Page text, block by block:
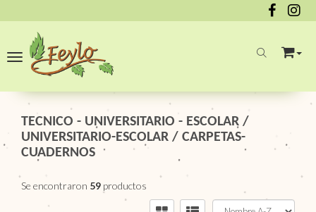
Toggle navigation
TECNICO - UNIVERSITARIO - ESCOLAR /
UNIVERSITARIO-ESCOLAR / CARPETAS-
CUADERNOS
Se encontraron 59 productos